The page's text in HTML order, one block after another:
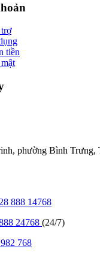
tiền
phường Bình Trưng,
888 14768
24768 (24/7)
768